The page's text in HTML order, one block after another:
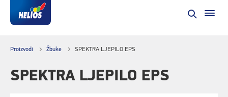
Proizvodi Žbuke SPEKTRA LJEPILO EPS
SPEKTRA LJEPILO EPS